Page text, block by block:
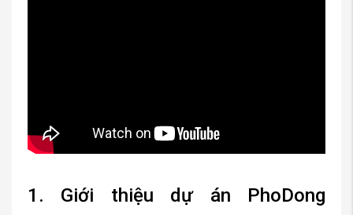
1. Giới thiệu dự án PhoDong